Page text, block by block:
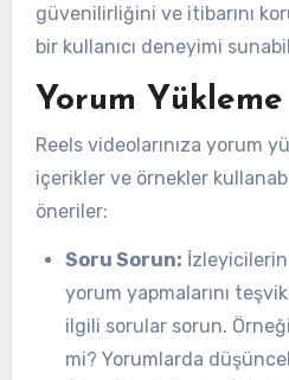
güvenilirliğini ve itibarını
bir kullanıcı deneyimi
Yorum
Reels videolarınıza yorum
içerikler ve örnekler
öneriler:
Soru Sorun:
yorum yapmalarını
ilgili sorular sorun.
mi? Yorumlarda